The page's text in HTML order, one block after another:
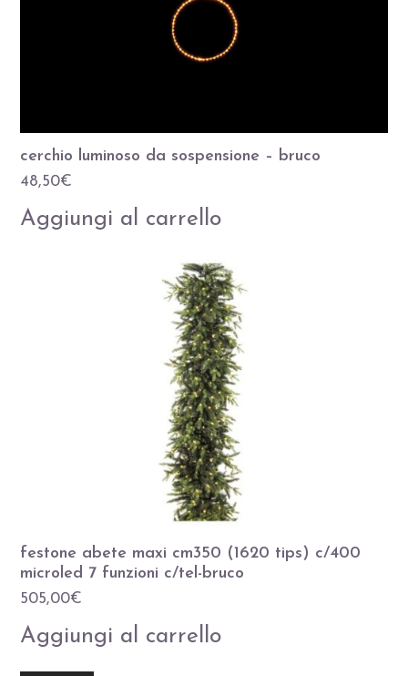
cerchio luminoso da sospensione – bruco
48,50€
Aggiungi al carrello
festone abete maxi cm350 (1620 tips) c/400
microled 7 funzioni c/tel-bruco
505,00€
Aggiungi al carrello